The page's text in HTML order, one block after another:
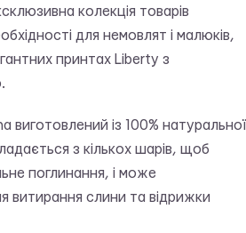
колекція товарів
для немовлят і малюків,
принтах Liberty з
виготовлений із 100% натуральної
з кількох шарів, щоб
поглинання, і може
витирання слини та відрижки